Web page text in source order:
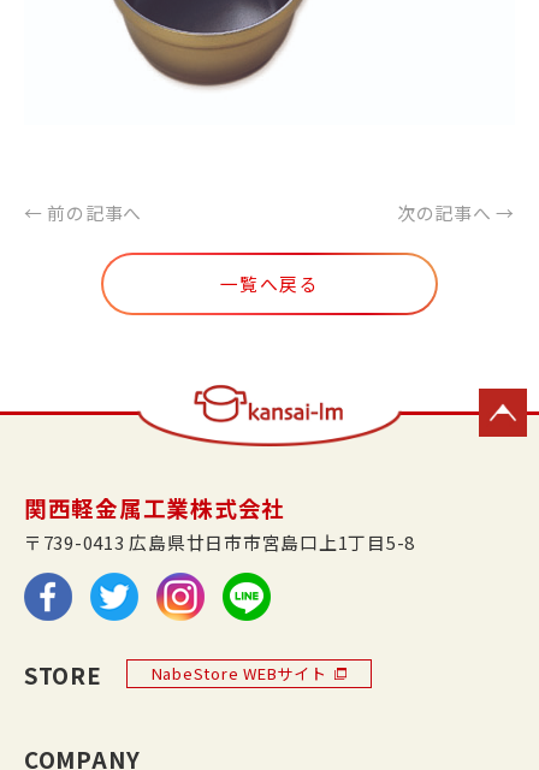
← 前の記事へ 次の記事へ →
一覧へ戻る
関西軽金属工業株式会社
〒739-0413 広島県廿日市市宮島口上1丁目5-8
STORE NabeStore WEBサイト
COMPANY